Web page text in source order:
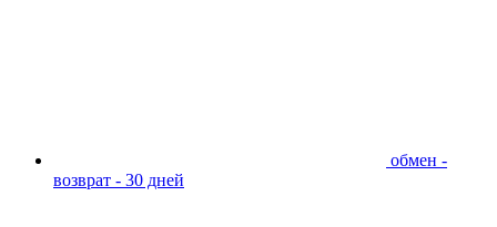
обмен -
возврат - 30 дней